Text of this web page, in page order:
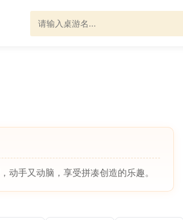
手又动脑，享受拼凑创造的乐趣。